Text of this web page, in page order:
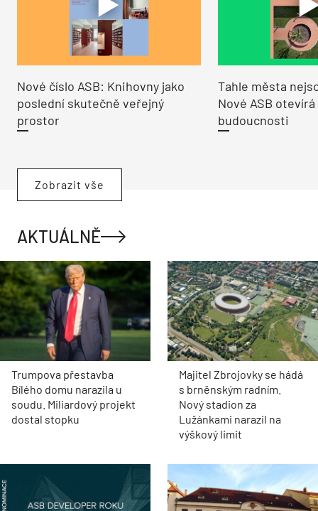
Nové číslo ASB: Knihovny jako
poslední skutečně veřejný
prostor
Tahle města
Nové ASB
budoucnosti
Zobrazit vše
AKTUÁLNĚ
Trumpova přestavba
Bílého domu narazila u
soudu. Miliardový projekt
dostal stopku
Majitel Zbrojovky se hádá
s brněnským radním.
Nový stadion za
Lužánkami narazil na
výškový limit